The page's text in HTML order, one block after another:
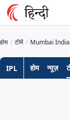
होम टीमें Mumbai
IPL होम न्यूज़